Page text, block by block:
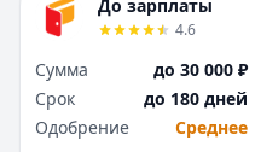
До зарплаты
4.6
Сумма
до 30 000 ₽
Срок
до 180 дней
Одобрение
Среднее